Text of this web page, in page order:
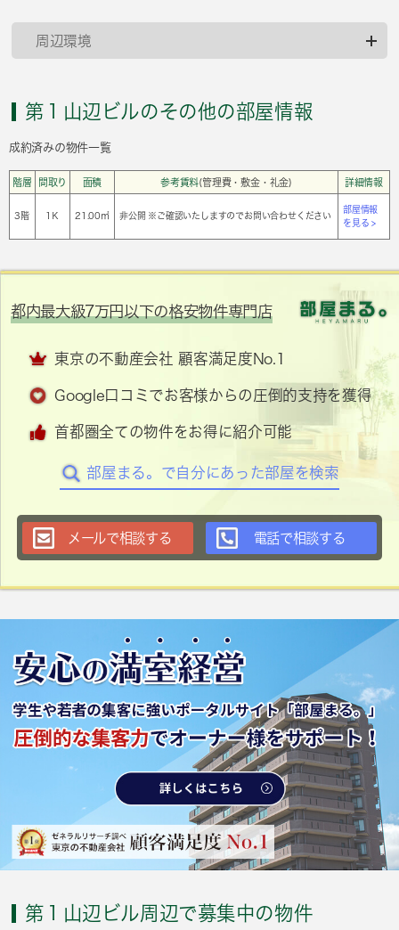
周辺環境
第１山辺ビルのその他の部屋情報
成約済みの物件一覧
階層 間取り 面積 参考賃料(管理費・敷金・礼金) 詳細情報
3階 1Ｋ 21.00㎡ 非公開 ※ご確認いたしますのでお問い合わせください
部屋情報
を見る >
都内最大級7万円以下の格安物件専門店
東京の不動産会社 顧客満足度No.1
Google口コミでお客様からの圧倒的支持を獲得
首都圏全ての物件をお得に紹介可能
部屋まる。で自分にあった部屋を検索
メールで相談する 電話で相談する
第１山辺ビル周辺で募集中の物件